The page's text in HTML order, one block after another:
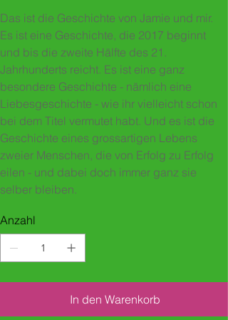
Das ist die Geschichte von Jamie und mir.
Es ist eine Geschichte, die 2017 beginnt
und bis die zweite Hälfte des 21.
Jahrhunderts reicht. Es ist eine ganz
besondere Geschichte - nämlich eine
Liebesgeschichte - wie ihr vielleicht schon
bei dem Titel vermutet habt. Und es ist die
Geschichte eines grossartigen Lebens
zweier Menschen, die von Erfolg zu Erfolg
eilen - und dabei doch immer ganz sie
selber bleiben.
Anzahl
In den Warenkorb